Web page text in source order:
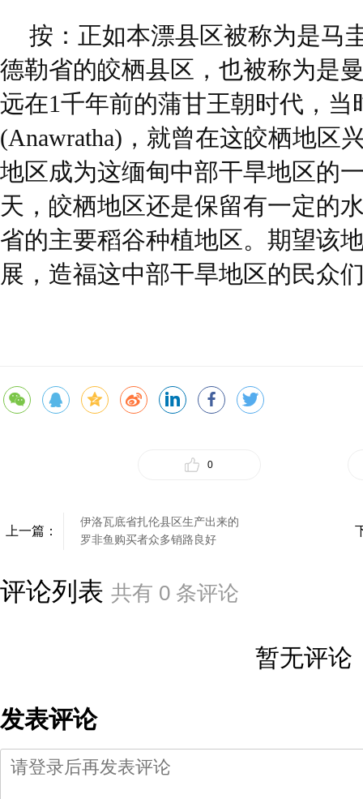
按：正如本漂县区被称为是马
德勒省的皎栖县区，也被称为是
远在1千年前的蒲甘王朝时代，当
(Anawratha)，就曾在这皎栖地区
地区成为这缅甸中部干旱地区的
天，皎栖地区还是保留有一定的
省的主要稻谷种植地区。期望该
展，造福这中部干旱地区的民众
0
上一篇：
伊洛瓦底省扎伦县区生产出来的
罗非鱼购买者众多销路良好
评论列表 共有 0 条评论
暂无评论
发表评论